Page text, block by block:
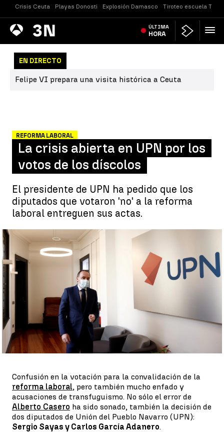
Crisis Ceuta Playas Donosti Explosión Damasco Tiroteo escuela
Antena
3 Noticias ÚLTIMA
HORA
EN DIRECTO
Felipe VI prepara una visita histórica a Ceuta
REFORMA LABORAL
La crisis abierta en UPN por los
votos de los díscolos
El presidente de UPN ha pedido que los
diputados que votaron 'no' a la reforma
laboral entreguen sus actas.
La crisis abierta en UPN por los votos de los díscolos |
Antena 3 Noticias | Rosa María Salcedo
Publicado:04 de febrero de 2022, 15:52
WhatsappFacebook
X Linkedin
Confusión en la votación para la convalidación de la
reforma laboral, pero también mucho enfado y
acusaciones de transfuguismo. No sólo el error de
Alberto Casero ha sido sonado, también la decisión de
dos diputados de Unión del Pueblo Navarro (UPN):
Sergio Sayas y Carlos García Adanero.